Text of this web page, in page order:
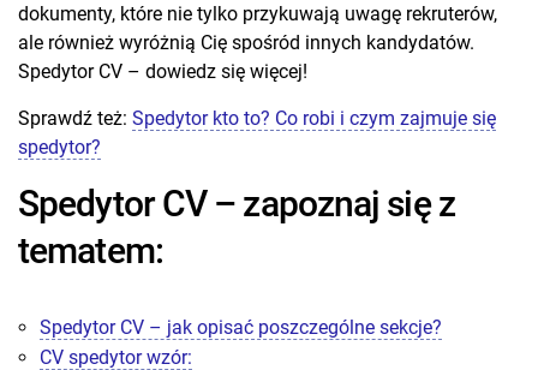
dokumenty, które nie tylko przykuwają uwagę rekruterów,
ale również wyróżnią Cię spośród innych kandydatów.
Spedytor CV – dowiedz się więcej!
Sprawdź też: Spedytor kto to? Co robi i czym zajmuje się
spedytor?
Spedytor CV – zapoznaj się z
tematem:
Spedytor CV – jak opisać poszczególne sekcje?
CV spedytor wzór: